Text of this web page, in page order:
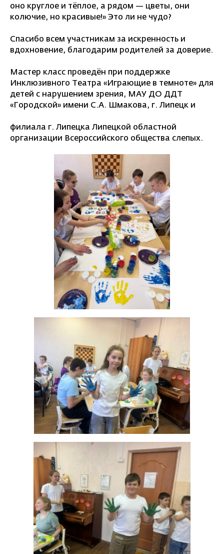
оно круглое и тёплое, а рядом — цветы, они
колючие, но красивые!» Это ли не чудо?
Спасибо всем участникам за искренность и
вдохновение, благодарим родителей за доверие.
Мастер класс проведён при поддержке
Инклюзивного Театра «Играющие в темноте» для
детей с нарушением зрения, МАУ ДО ДДТ
«Городской» имени С.А. Шмакова, г. Липецк и
филиала г. Липецка Липецкой областной
организации Всероссийского общества слепых.